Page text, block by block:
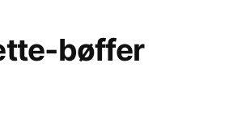
bøffer